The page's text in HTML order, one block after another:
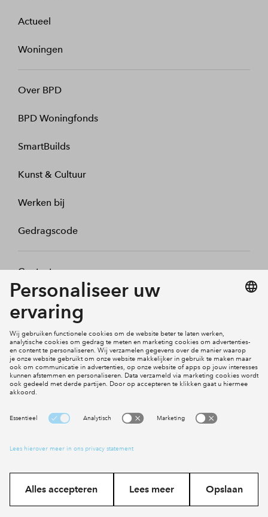
Actueel
Woningen
Over BPD
BPD Woningfonds
SmartBuilds
Kunst & Cultuur
Werken bij
Gedragscode
Contact
Mijn profiel
Social Media
Cookies
Privacy statement